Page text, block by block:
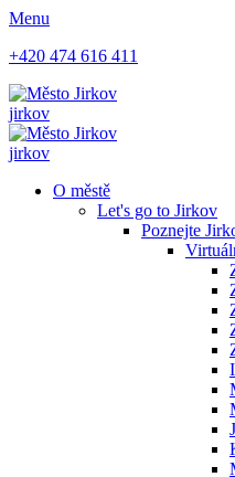
Menu
+420 474 616 411
jirkov
jirkov
O městě
Let's go to Jirkov
Poznejte